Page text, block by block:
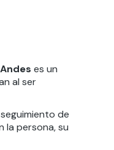
es un
al ser
de
la persona, su